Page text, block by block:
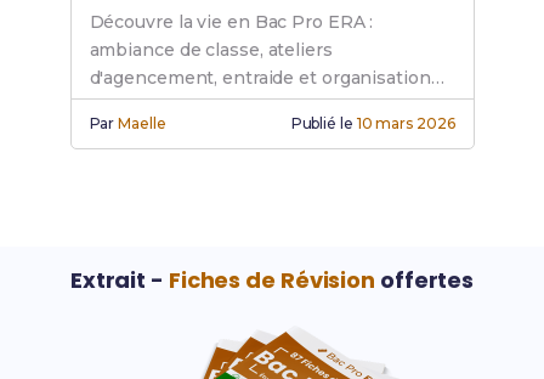
Découvre la vie en Bac Pro ERA :
ambiance de classe, ateliers
d'agencement, entraide et organisation
pour réussir ton parcours professionnel.
ParMaelle Publié le 10 mars 2026
Extrait - Fiches de Révision offertes